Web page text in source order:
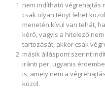
nem indítható végrehajtás
csak olyan tényt lehet
menetén kívül van tehát,
kérő, vagyis a hitelező
tartozását, akkor csak
másik álláspont szerint
iránti per, ugyanis
is, amely nem a
közöl.